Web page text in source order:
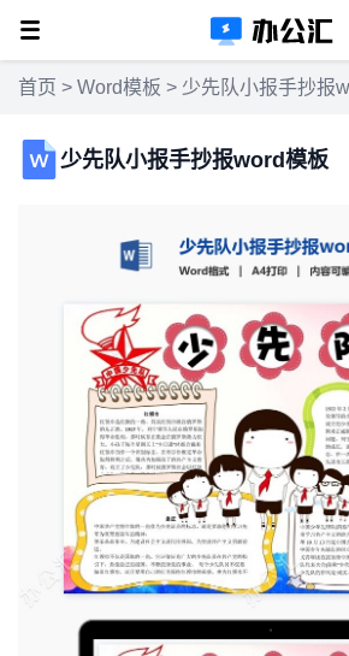
首页 > Word模板 > 少先队小报手抄报
少先队小报手抄报word模板